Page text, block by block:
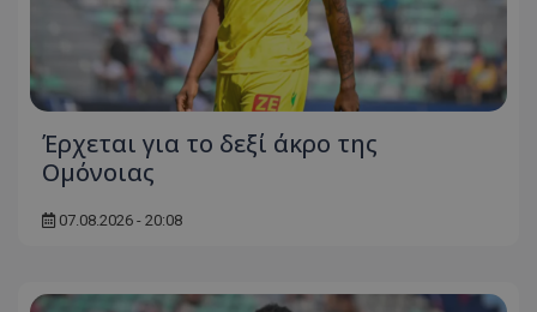
Έρχεται για το δεξί άκρο της
Ομόνοιας
07.08.2026 - 20:08